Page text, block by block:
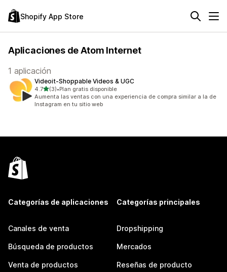
Shopify App Store
Aplicaciones de Atom Internet
1 aplicación
Videoit‑Shoppable Videos & UGC
4.7de 5 estrellas
(3)
3 reseñas en total
•Plan gratis disponible
Aumenta las ventas con una experiencia de compra similar a la de
Instagram en tu sitio web
Categorías de aplicaciones
Canales de venta
Búsqueda de productos
Venta de productos
Categorías principales
Dropshipping
Mercados
Reseñas de producto